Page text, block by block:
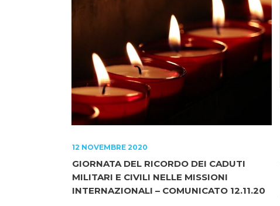
12 NOVEMBRE 2020
GIORNATA DEL RICORDO DEI CADUTI
MILITARI E CIVILI NELLE MISSIONI
INTERNAZIONALI – COMUNICATO 12.11.20